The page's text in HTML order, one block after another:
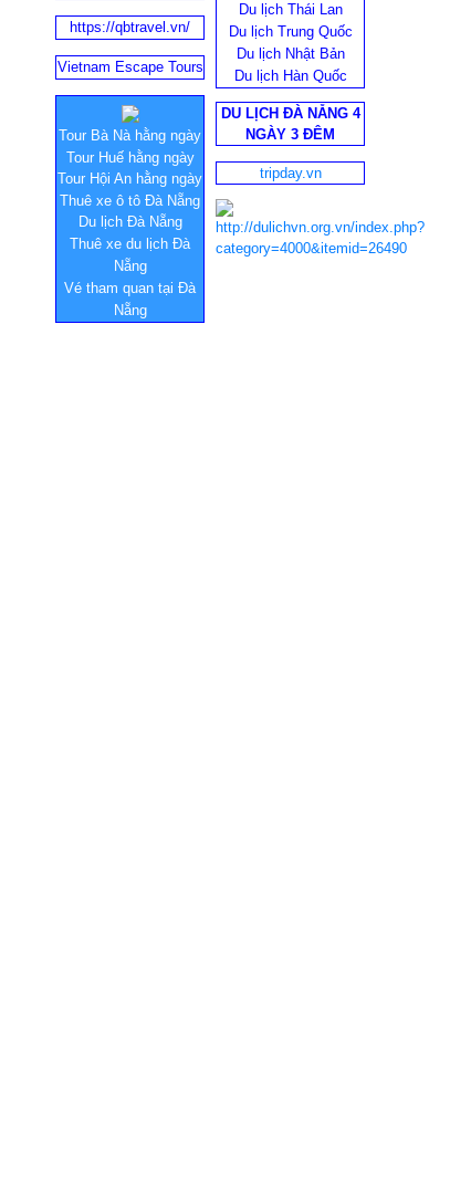
Du lịch Thái Lan
Du lịch Trung Quốc
Du lịch Nhật Bản
Du lịch Hàn Quốc
https://qbtravel.vn/
Vietnam Escape Tours
Tour Bà Nà hằng ngày
Tour Huế hằng ngày
Tour Hội An hằng ngày
Thuê xe ô tô Đà Nẵng
Du lịch Đà Nẵng
Thuê xe du lịch Đà
Nẵng
Vé tham quan tại Đà
Nẵng
DU LỊCH ĐÀ NẴNG 4
NGÀY 3 ĐÊM
tripday.vn